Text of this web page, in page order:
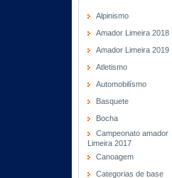
Alpinismo
Amador Limeira 2018
Amador Limeira 2019
Atletismo
Automobilísmo
Basquete
Bocha
Campeonato amador
Limeira 2017
Canoagem
Categorias de base